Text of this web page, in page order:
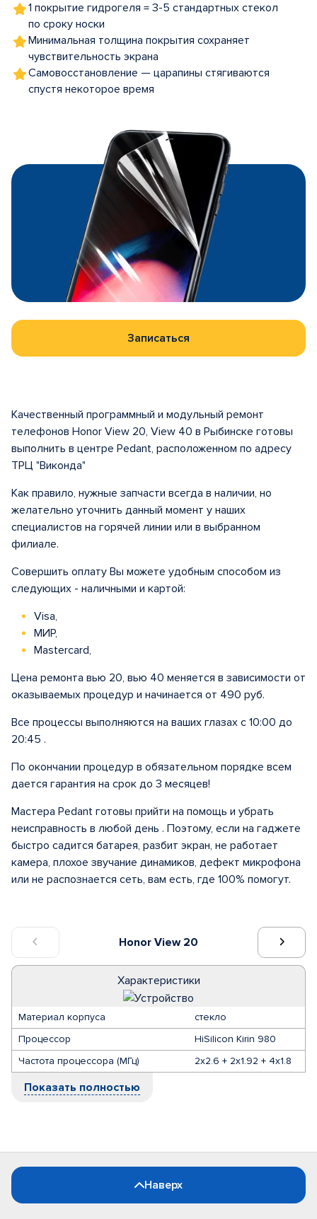
1 покрытие гидрогеля = 3-5 стандартных стекол
по сроку носки
Минимальная толщина покрытия сохраняет
чувствительность экрана
Самовосстановление — царапины стягиваются
спустя некоторое время
Записаться
Honor View 20
Характеристики
Материал корпуса
стекло
Процессор
HiSilicon Kirin 980
Частота процессора (МГц)
2x2.6 + 2x1.92 + 4x1.8
Показать полностью
Качественный программный и модульный ремонт
телефонов Honor View 20, View 40 в Рыбинске готовы
выполнить в центре Pedant, расположенном по адресу
ТРЦ "Виконда"
Как правило, нужные запчасти всегда в наличии, но
желательно уточнить данный момент у наших
специалистов на горячей линии или в выбранном
филиале.
Совершить оплату Вы можете удобным способом из
следующих - наличными и картой:
Visa,
МИР,
Mastercard,
Цена ремонта вью 20, вью 40 меняется в зависимости от
оказываемых процедур и начинается от 490 руб.
Все процессы выполняются на ваших глазах с 10:00 до
20:45 .
По окончании процедур в обязательном порядке всем
дается гарантия на срок до 3 месяцев!
Мастера Pedant готовы прийти на помощь и убрать
неисправность в любой день . Поэтому, если на гаджете
быстро садится батарея, разбит экран, не работает
камера, плохое звучание динамиков, дефект микрофона
или не распознается сеть, вам есть, где 100% помогут.
Наверх